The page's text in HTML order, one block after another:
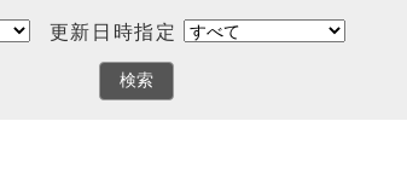
更新日時指定
検索